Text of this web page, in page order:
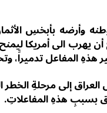
وأرضه بأبخسِ
يهرب الى أمريكا
المفاعل تدميراََ،
العراق إلى مرحلةِ
بسببِ هذهِ المفاعلاتِ.